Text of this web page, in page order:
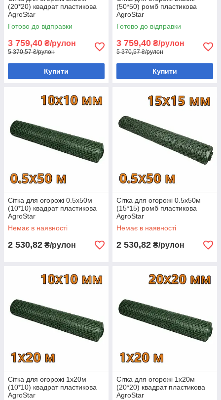
(20*20) квадрат пластикова
AgroStar
Готово до відправки
3 759,40 ₴/рулон
5 370,57 ₴/рулон
Купити
(50*50) ромб пластикова
AgroStar
Готово до відправки
3 759,40 ₴/рулон
5 370,57 ₴/рулон
Купити
Сітка для огорожі 0.5х50м
(10*10) квадрат пластикова
AgroStar
Немає в наявності
2 530,82 ₴/рулон
Сітка для огорожі 0.5х50м
(15*15) ромб пластикова
AgroStar
Немає в наявності
2 530,82 ₴/рулон
Сітка для огорожі 1х20м
(10*10) квадрат пластикова
AgroStar
Сітка для огорожі 1х20м
(20*20) квадрат пластикова
AgroStar